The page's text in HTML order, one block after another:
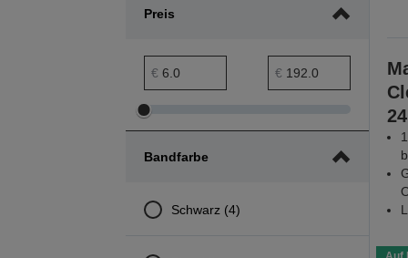
Preis
Preis min. Bereich
€ Preis max. Bereich
€
Preis
Bereich
Preis
Bereich
Bandfarbe
Schwarz (4)